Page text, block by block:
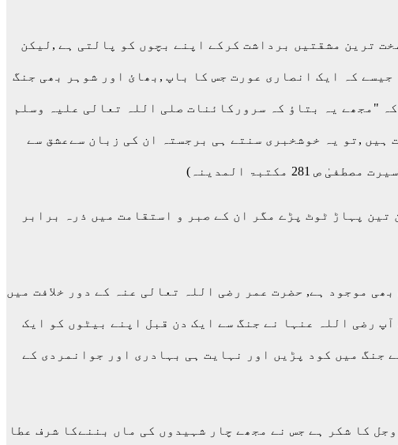
ترین مشقتیں برداشت کرکے اپنے بچوں کو پالتی ہے ,لیکن
کہ ایک انصاری عورت جس کا باپ ,بھائ اور شوہر بھی جنگ
"مجھے یہ بتاؤ کہ سرورکائنات صلی اللہ تعالی علیہ وسلم
ہیں ,تو یہ خوشخبری سنتے ہی برجستہ ان کی زبان سےعشق سے
المدینہ)
پہاڑ ٹوٹ پڑے مگر ان کے صبر و استقامت میں ذرہ برابر
موجود ہے, حضرت عمر رضی اللہ تعالی عنہ کے دور خلافت میں
رضی اللہ عنہا نے جنگ سے ایک دن قبل اپنے بیٹوں کو ایک
جنگ میں کود پڑیں اور نہایت ہی بہادری اور جوانمردی کے
کا شکر ہے جس نے مجھے چار شہیدوں کی ماں بننےکا شرف عطا